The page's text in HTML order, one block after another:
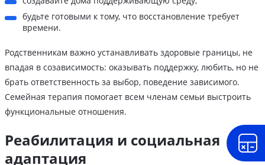
будьте готовыми к тому, что восстановление требует
времени.
Родственникам важно устанавливать здоровые границы, не
впадая в созависимость: оказывать поддержку, любить, но не
брать ответственность за выбор, поведение зависимого.
Семейная терапия помогает всем членам семьи выстроить
функциональные отношения.
Реабилитация и социальная
адаптация